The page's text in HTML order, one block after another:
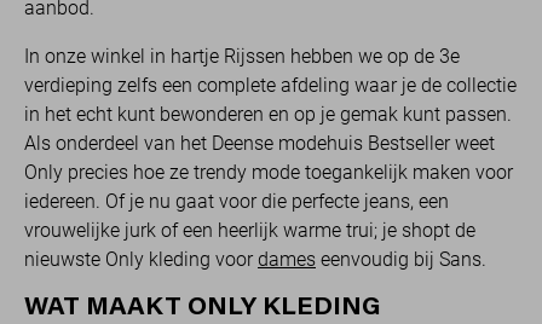
aanbod.
In onze winkel in hartje Rijssen hebben we op de 3e
verdieping zelfs een complete afdeling waar je de collectie
in het echt kunt bewonderen en op je gemak kunt passen.
Als onderdeel van het Deense modehuis Bestseller weet
Only precies hoe ze trendy mode toegankelijk maken voor
iedereen. Of je nu gaat voor die perfecte jeans, een
vrouwelijke jurk of een heerlijk warme trui; je shopt de
nieuwste Only kleding voor dames eenvoudig bij Sans.
WAT MAAKT ONLY KLEDING